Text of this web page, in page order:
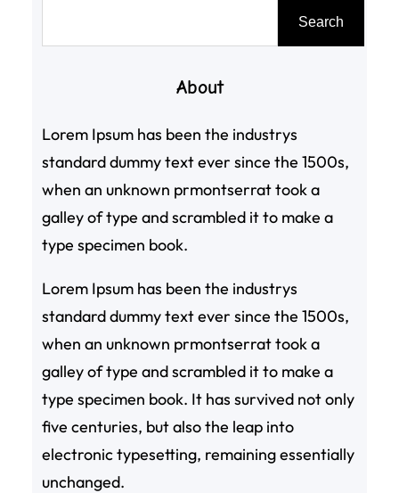
Search
About
Lorem Ipsum has been the industrys
standard dummy text ever since the 1500s,
when an unknown prmontserrat took a
galley of type and scrambled it to make a
type specimen book.
Lorem Ipsum has been the industrys
standard dummy text ever since the 1500s,
when an unknown prmontserrat took a
galley of type and scrambled it to make a
type specimen book. It has survived not only
five centuries, but also the leap into
electronic typesetting, remaining essentially
unchanged.